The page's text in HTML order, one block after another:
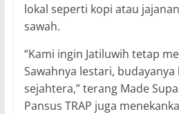
lokal seperti kopi atau
sawah.
“Kami ingin Jatiluwih tetap
Sawahnya lestari,
sejahtera,” terang Made
Pansus TRAP juga